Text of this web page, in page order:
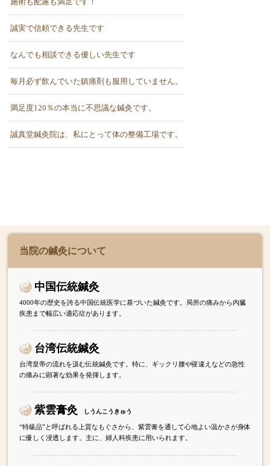
誠実で信頼できる先生です
なんでも相談できる優しい先生です
毎月必ず飲んでいた鎮痛剤も服用していません。
満足度120％の本当に不思議な鍼灸です。
誠真堂鍼灸院は、私にとって体の整備工場です。
当院の鍼灸について
中国伝統鍼灸
4000年の歴史を誇る中国伝統医学に基づいた鍼灸です。局所の痛みから内臓
疾患まで幅広い適応症があります。
台湾伝統鍼灸
台湾皇帝の流れを汲む伝統鍼灸です。特に、ギックリ腰や寝違えなどの急性
の痛みに顕著な効果を発揮します。
紫雲膏灸 しうんこうきゅう
“特級品”と呼ばれる上質なもぐさから、紫雲膏を通して心地よい温かさが身体
に優しく浸透します。主に、婦人科疾患に用いられます。